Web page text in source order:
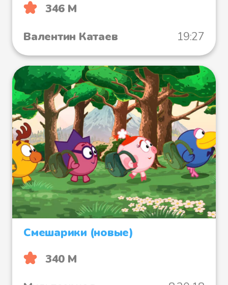
346 М
Валентин Катаев
19:27
Смешарики (новые)
340 М